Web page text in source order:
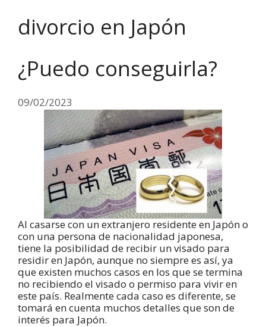
divorcio en Japón
¿Puedo conseguirla?
09/02/2023
Al casarse con un extranjero residente en Japón o
con una persona de nacionalidad japonesa,
tiene la posibilidad de recibir un visado para
residir en Japón, aunque no siempre es así, ya
que existen muchos casos en los que se termina
no recibiendo el visado o permiso para vivir en
este país. Realmente cada caso es diferente, se
tomará en cuenta muchos detalles que son de
interés para Japón.